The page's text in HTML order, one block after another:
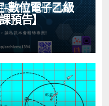
數位電子乙級
預告】